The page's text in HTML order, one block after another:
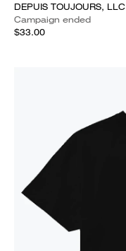
DEPUIS TOUJOURS, LLC
Campaign ended
$33.00